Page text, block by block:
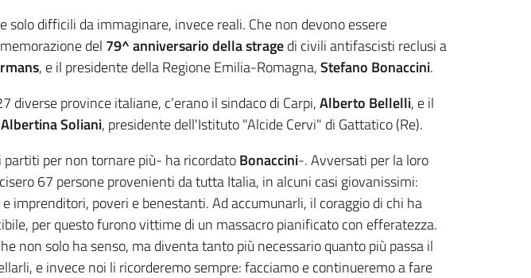
solo difficili da immaginare, invece reali. Che non devono essere
del 79^ anniversario della stragedi civili antifascisti reclusi a
, e il presidente della Regione Emilia-Romagna,Stefano Bonaccini.
province italiane, c’erano il sindaco di Carpi,Alberto Bellelli, e il
Albertina Soliani, presidente dell'Istituto "Alcide Cervi" di Gattatico (Re).
per non tornare più- ha ricordatoBonaccini-. Avversati per la loro
67 persone provenienti da tutta Italia, in alcuni casi giovanissimi:
imprenditori, poveri e benestanti. Ad accumunarli, il coraggio di chi ha
per questo furono vittime di un massacro pianificato con efferatezza.
non solo ha senso, ma diventa tanto più necessario quanto più passa il
e invece noi li ricorderemo sempre: facciamo e continueremo a fare